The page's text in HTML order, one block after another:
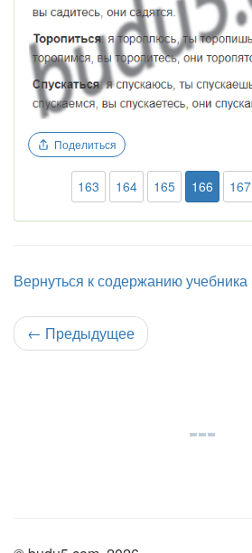
Поделиться
163 164 165 166 167
Вернуться к содержанию учебника
← Предыдущее